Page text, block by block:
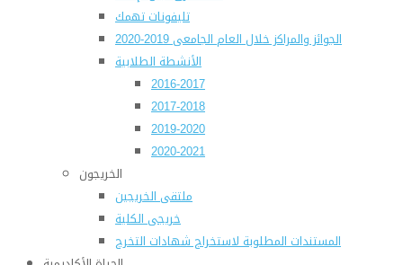
تليفونات تهمك
الجوائز والمراكز خلال العام الجامعى 2019-2020
الأنشطة الطلابية
2016-2017
2017-2018
2019-2020
2020-2021
الخريجون
ملتقى الخريجين
خريجى الكلية
المستندات المطلوبة لاستخراج شهادات التخرج